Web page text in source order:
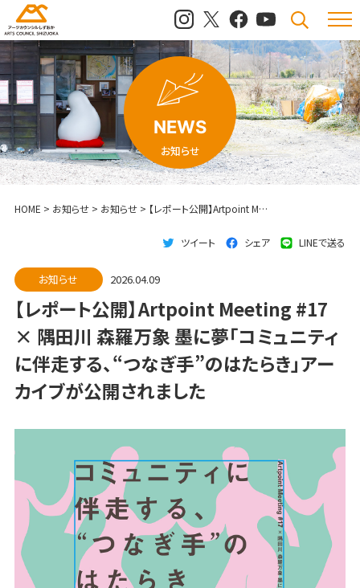
メニュ
検索
NEWS
お知らせ
HOME > お知らせ> お知らせ> 【レポート公開】Artpoint Meeting #17 × 隅田川 森羅万象 墨に夢「コミュニティに伴走する、“つなぎ手”のはたらき」アーカイブが公開されました
ツイート シェア LINEで送る
お知らせ 2026.04.09
【レポート公開】Artpoint Meeting #17
× 隅田川 森羅万象 墨に夢「コミュニティ
に伴走する、“つなぎ手”のはたらき」アー
カイブが公開されました